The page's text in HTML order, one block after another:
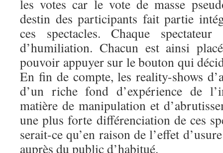
les votes car le vote de masse
destin des participants fait partie
ces spectacles. Chaque
d’humiliation. Chacun est ainsi
pouvoir appuyer sur le bouton qui
En fin de compte, les reality-shows
d’un riche fond d’expérience de
matière de manipulation et
une plus forte différenciation de ces
serait-ce qu’en raison de l’effet
auprès du public d’habitué.